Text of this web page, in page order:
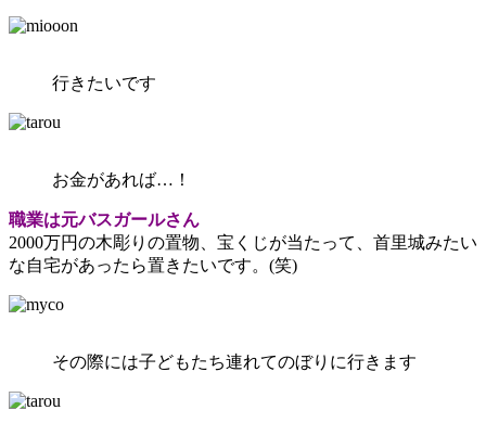
行きたいです
お金があれば…！
職業は元バスガールさん
2000万円の木彫りの置物、宝くじが当たって、首里城みたい
な自宅があったら置きたいです。(笑)
その際には子どもたち連れてのぼりに行きます